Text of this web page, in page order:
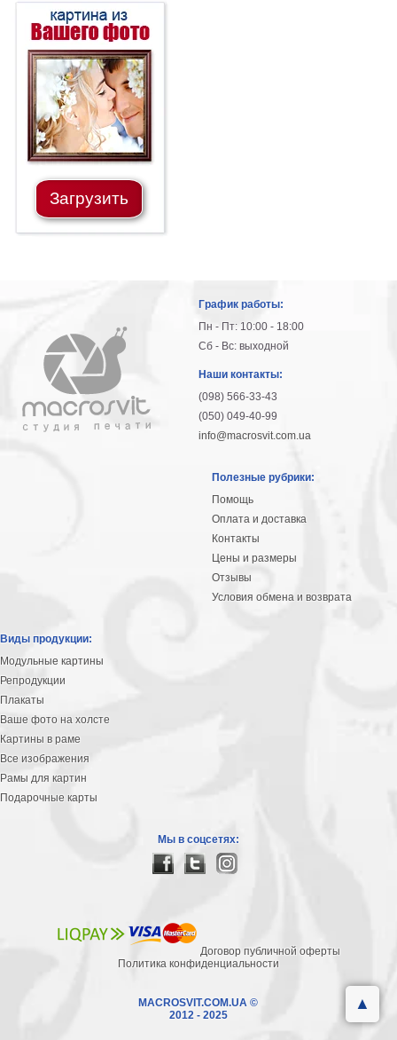
Загрузить
График работы:
Пн - Пт: 10:00 - 18:00
Сб - Вс: выходной
Наши контакты:
(098) 566-33-43
(050) 049-40-99
info@macrosvit.com.ua
Полезные рубрики:
Помощь
Оплата и доставка
Контакты
Цены и размеры
Отзывы
Условия обмена и возврата
Виды продукции:
Модульные картины
Репродукции
Плакаты
Ваше фото на холсте
Картины в раме
Все изображения
Рамы для картин
Подарочные карты
Мы в соцсетях:
Договор публичной оферты
Политика конфиденциальности
MACROSVIT.COM.UA ©
2012 - 2025
▲